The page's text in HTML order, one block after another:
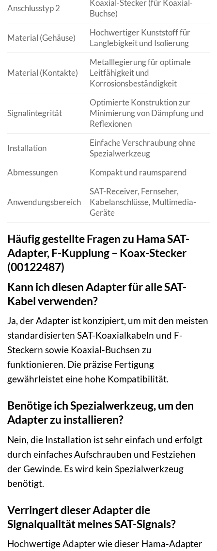
Anschlusstyp 2
Koaxial-Stecker (für Koaxial-
Buchse)
Material (Gehäuse)
Hochwertiger Kunststoff für
Langlebigkeit und Isolierung
Material (Kontakte)
Metalllegierung für optimale
Leitfähigkeit und
Korrosionsbeständigkeit
Signalintegrität
Optimierte Konstruktion zur
Minimierung von Dämpfung und
Reflexionen
Installation
Einfache Verschraubung ohne
Spezialwerkzeug
Abmessungen
Kompakt und raumsparend
Anwendungsbereich
SAT-Receiver, Fernseher,
Kabelanschlüsse, Multimedia-
Geräte
Häufig gestellte Fragen zu Hama SAT-
Adapter, F-Kupplung – Koax-Stecker
(00122487)
Kann ich diesen Adapter für alle SAT-
Kabel verwenden?
Ja, der Adapter ist konzipiert, um mit den meisten
standardisierten SAT-Koaxialkabeln und F-
Steckern sowie Koaxial-Buchsen zu
funktionieren. Die präzise Fertigung
gewährleistet eine hohe Kompatibilität.
Benötige ich Spezialwerkzeug, um den
Adapter zu installieren?
Nein, die Installation ist sehr einfach und erfolgt
durch einfaches Aufschrauben und Festziehen
der Gewinde. Es wird kein Spezialwerkzeug
benötigt.
Verringert dieser Adapter die
Signalqualität meines SAT-Signals?
Hochwertige Adapter wie dieser Hama-Adapter